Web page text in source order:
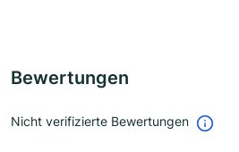
Bewertungen
Nicht verifizierte Bewertungen